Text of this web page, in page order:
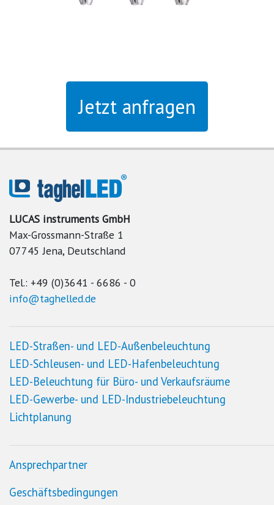
Jetzt anfragen
LUCAS instruments GmbH
Max-Grossmann-Straße 1
07745 Jena, Deutschland
Tel.: +49 (0)3641 - 6686 - 0
info@taghelled.de
LED-Straßen- und LED-Außenbeleuchtung
LED-Schleusen- und LED-Hafenbeleuchtung
LED-Beleuchtung für Büro- und Verkaufsräume
LED-Gewerbe- und LED-Industriebeleuchtung
Lichtplanung
Ansprechpartner
Geschäftsbedingungen